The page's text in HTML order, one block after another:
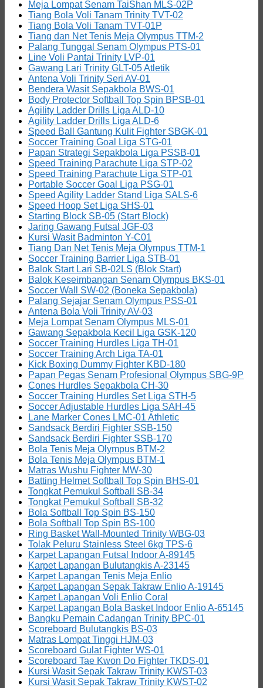
Meja Lompat Senam TaiShan MLS-02P
Tiang Bola Voli Tanam Trinity TVT-02
Tiang Bola Voli Tanam TVT-01P
Tiang dan Net Tenis Meja Olympus TTM-2
Palang Tunggal Senam Olympus PTS-01
Line Voli Pantai Trinity LVP-01
Gawang Lari Trinity GLT-05 Atletik
Antena Voli Trinity Seri AV-01
Bendera Wasit Sepakbola BWS-01
Body Protector Softball Top Spin BPSB-01
Agility Ladder Drills Liga ALD-10
Agility Ladder Drills Liga ALD-6
Speed Ball Gantung Kulit Fighter SBGK-01
Soccer Training Goal Liga STG-01
Papan Strategi Sepakbola Liga PSSB-01
Speed Training Parachute Liga STP-02
Speed Training Parachute Liga STP-01
Portable Soccer Goal Liga PSG-01
Speed Agility Ladder Stand Liga SALS-6
Speed Hoop Set Liga SHS-01
Starting Block SB-05 (Start Block)
Jaring Gawang Futsal JGF-03
Kursi Wasit Badminton Y-C01
Tiang Dan Net Tenis Meja Olympus TTM-1
Soccer Training Barrier Liga STB-01
Balok Start Lari SB-02LS (Blok Start)
Balok Keseimbangan Senam Olympus BKS-01
Soccer Wall SW-02 (Boneka Sepakbola)
Palang Sejajar Senam Olympus PSS-01
Antena Bola Voli Trinity AV-03
Meja Lompat Senam Olympus MLS-01
Gawang Sepakbola Kecil Liga GSK-120
Soccer Training Hurdles Liga TH-01
Soccer Training Arch Liga TA-01
Kick Boxing Dummy Fighter KBD-180
Papan Pegas Senam Profesional Olympus SBG-9P
Cones Hurdles Sepakbola CH-30
Soccer Training Hurdles Set Liga STH-5
Soccer Adjustable Hurdles Liga SAH-45
Lane Marker Cones LMC-01 Athletic
Sandsack Berdiri Fighter SSB-150
Sandsack Berdiri Fighter SSB-170
Bola Tenis Meja Olympus BTM-2
Bola Tenis Meja Olympus BTM-1
Matras Wushu Fighter MW-30
Batting Helmet Softball Top Spin BHS-01
Tongkat Pemukul Softball SB-34
Tongkat Pemukul Softball SB-32
Bola Softball Top Spin BS-150
Bola Softball Top Spin BS-100
Ring Basket Wall-Mounted Trinity WBG-03
Tolak Peluru Stainless Steel 6kg TPS-6
Karpet Lapangan Futsal Indoor A-89145
Karpet Lapangan Bulutangkis A-23145
Karpet Lapangan Tenis Meja Enlio
Karpet Lapangan Sepak Takraw Enlio A-19145
Karpet Lapangan Voli Enlio Coral
Karpet Lapangan Bola Basket Indoor Enlio A-65145
Bangku Pemain Cadangan Trinity BPC-01
Scoreboard Bulutangkis BS-03
Matras Lompat Tinggi HJM-03
Scoreboard Gulat Fighter WS-01
Scoreboard Tae Kwon Do Fighter TKDS-01
Kursi Wasit Sepak Takraw Trinity KWST-03
Kursi Wasit Sepak Takraw Trinity KWST-02